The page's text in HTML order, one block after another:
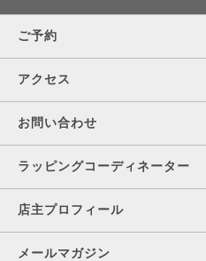
ご予約
アクセス
お問い合わせ
ラッピングコーディネータ
店主プロフィール
メールマガジン